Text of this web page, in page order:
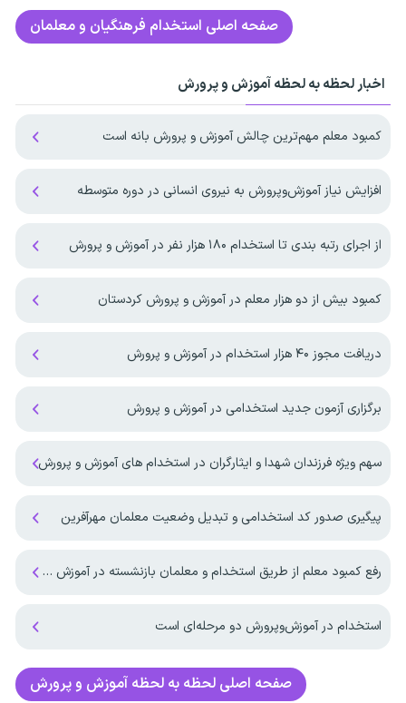
صفحه اصلی استخدام فرهنگیان و معلمان
اخبار لحظه به لحظه آموزش و پرورش
کمبود معلم مهم‌ترین چالش آموزش و پرورش بانه است
افزایش نیاز آموزش‌وپرورش به نیروی انسانی در دوره متوسطه
از اجرای رتبه بندی تا استخدام ۱۸۰ هزار نفر در آموزش و پرورش
کمبود بیش از دو هزار معلم در آموزش و پرورش کردستان
دریافت مجوز ۴۰ هزار استخدام در آموزش و پرورش
برگزاری آزمون جدید استخدامی در آموزش و پرورش
سهم ویژه فرزندان شهدا و ایثارگران در استخدام های آموزش و پرورش
پیگیری صدور کد استخدامی و تبدیل وضعیت معلمان مهرآفرین
رفع کمبود معلم از طریق استخدام و معلمان بازنشسته در آموزش و پرورش
استخدام در آموزش‌و‌پرورش دو مرحله‌ای است
صفحه اصلی لحظه به لحظه آموزش و پرورش